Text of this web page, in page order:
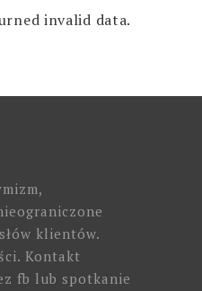
invalid data.
klientów.
Kontakt
fb lub spotkanie